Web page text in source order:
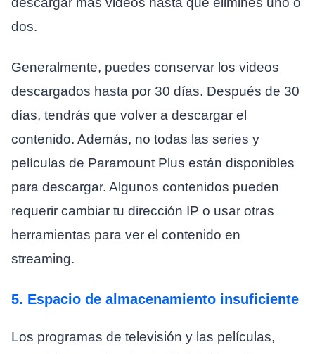
dos.
Generalmente, puedes conservar los videos
descargados hasta por 30 días. Después de 30
días, tendrás que volver a descargar el
contenido. Además, no todas las series y
películas de Paramount Plus están disponibles
para descargar. Algunos contenidos pueden
requerir cambiar tu dirección IP o usar otras
herramientas para ver el contenido en
streaming.
5. Espacio de almacenamiento insuficiente
Los programas de televisión y las películas,